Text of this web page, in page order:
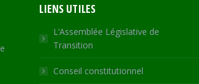
LIENS UTILES
L’Assemblée Législative de
Transition
Conseil constitutionnel